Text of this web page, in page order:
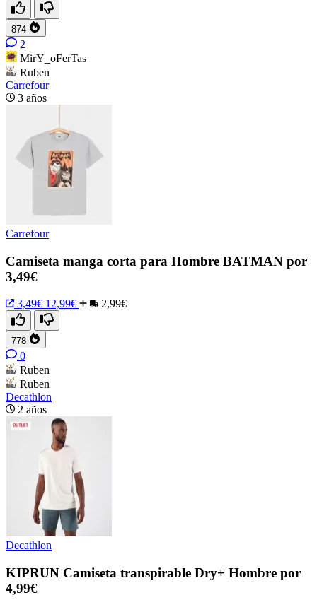
874
2
MirY_oFerTas
Ruben
Carrefour
3 años
Carrefour
Camiseta manga corta para Hombre BATMAN por
3,49€
3,49€ 12,99€ 2,99€
778
0
Ruben
Ruben
Decathlon
2 años
Decathlon
KIPRUN Camiseta transpirable Dry+ Hombre por
4,99€